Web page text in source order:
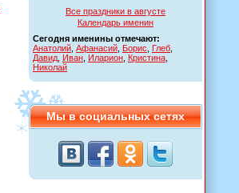
Все праздники в августе
Календарь именин
Сегодня именины отмечают:
Анатолий Афанасий Борис Глеб
Давид Иван Иларион Кристина
Николай
Мы в социальных сетях